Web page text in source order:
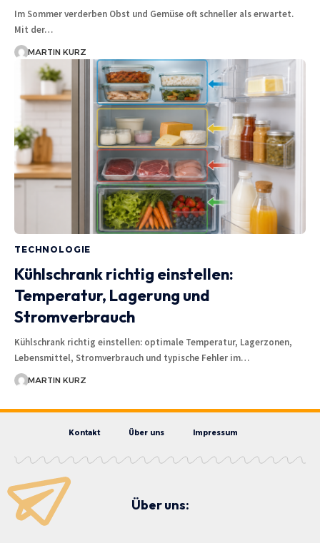
Im Sommer verderben Obst und Gemüse oft schneller als erwartet.
Mit der…
MARTIN KURZ
TECHNOLOGIE
Kühlschrank richtig einstellen:
Temperatur, Lagerung und
Stromverbrauch
Kühlschrank richtig einstellen: optimale Temperatur, Lagerzonen,
Lebensmittel, Stromverbrauch und typische Fehler im…
MARTIN KURZ
Kontakt Über uns Impressum
Über uns: